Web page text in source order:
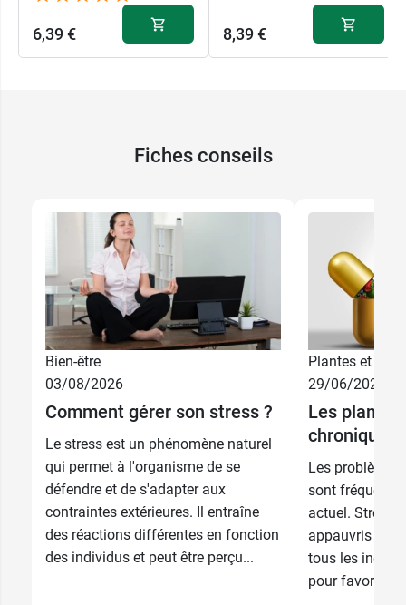
6,39 € 8,39 €
Fiches conseils
Bien-être
03/08/2026
Comment gérer son stress ?
Le stress est un phénomène naturel
qui permet à l'organisme de se
défendre et de s'adapter aux
contraintes extérieures. Il entraîne
des réactions différentes en fonction
des individus et peut être perçu...
Plantes et
29/06/2026
Les
chronique
Les
sont fréquents
actuel. Stress,
appauvris en
tous les
pour favoriser